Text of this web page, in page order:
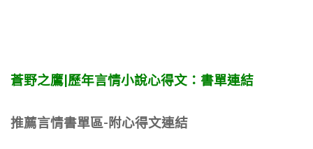
蒼野之鷹|歷年言情小說心得文：書單連結
推薦言情書單區-附心得文連結